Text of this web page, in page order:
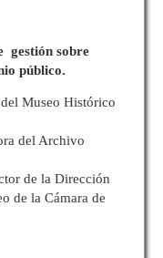
gestión sobre
público.
Museo Histórico
del Archivo
de la Dirección
de la Cámara de